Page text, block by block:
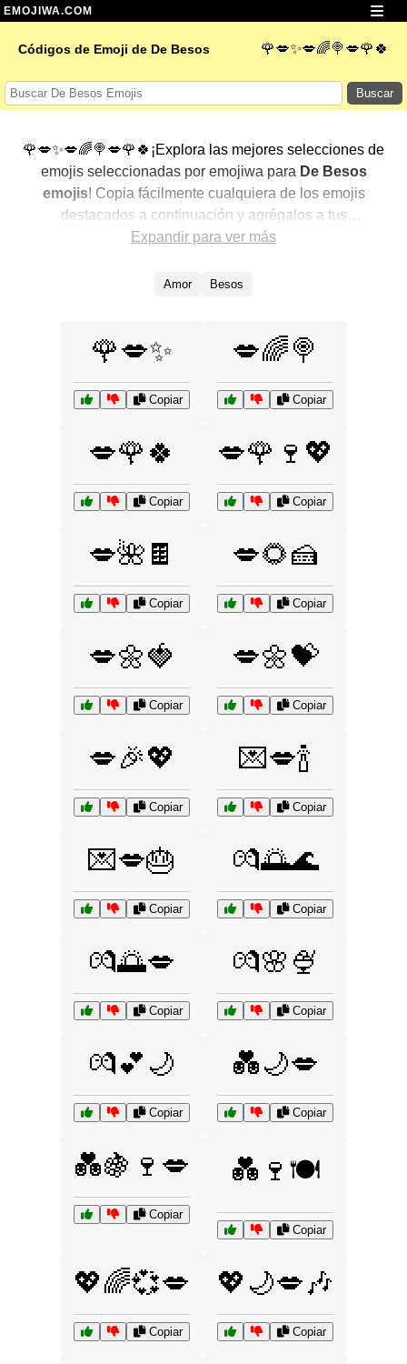
EMOJIWA.COM
Códigos de Emoji de De Besos 🌹💋✨💋🌈🍭💋🌹🍀
Buscar
🌹💋✨💋🌈🍭💋🌹🍀¡Explora las mejores selecciones de
emojis seleccionadas por emojiwa para De Besos
emojis! Copia fácilmente cualquiera de los emojis
destacados a continuación y agrégalos a tus
conversaciones para un toque personalizado. Hemos
mostrando primero los más populares. ¿Buscas más?
Expandir para ver más
Amor Besos
🌹💋✨
Copiar
💋🌈🍭
Copiar
💋🌹🍀
Copiar
💋🌹🍷💖
Copiar
💋🌺🍫
Copiar
💋🌻🍰
Copiar
💋🌼🍓
Copiar
💋🌼💝
Copiar
💋🎉💖
Copiar
💌💋🍾
Copiar
💌💋🎂
Copiar
💏🌅🌊
Copiar
💏🌅💋
Copiar
💏🌸🍨
Copiar
💏💕🌙
Copiar
💑🌙💋
Copiar
💑🍇🍷💋
Copiar
💑🍷🍽️
Copiar
💖🌈💞💋
Copiar
💖🌙💋🎶
Copiar